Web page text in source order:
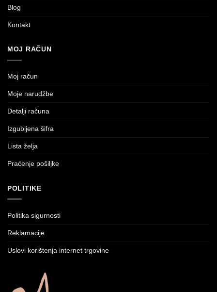
Blog
Kontakt
MOJ RAČUN
Moj račun
Moje narudžbe
Detalji računa
Izgubljena šifra
Lista želja
Praćenje pošiljke
POLITIKE
Politika sigurnosti
Reklamacije
Uslovi korištenja internet trgovine